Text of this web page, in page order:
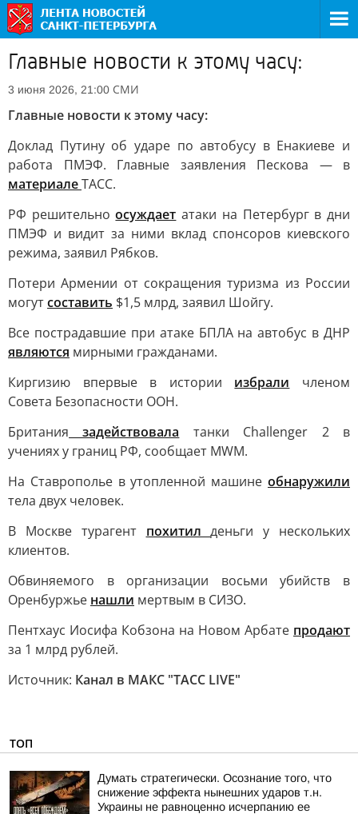
Главные новости к этому часу:
3 июня 2026, 21:00 СМИ
Главные новости к этому часу:
Доклад Путину об ударе по автобусу в Енакиеве и
работа ПМЭФ. Главные заявления Пескова — в
материалеТАСС.
РФ решительноосуждает атаки на Петербург в дни
ПМЭФ и видит за ними вклад спонсоров киевского
режима, заявил Рябков.
Потери Армении от сокращения туризма из России
могутсоставить $1,5 млрд, заявил Шойгу.
Все пострадавшие при атаке БПЛА на автобус в ДНР
являются мирными гражданами.
Киргизию впервые в истории избрали членом
Совета Безопасности ООН.
Британия задействовала танки Challenger 2 в
учениях у границ РФ, сообщает MWM.
На Ставрополье в утопленной машине обнаружили
тела двух человек.
В Москве турагент похитилденьги у нескольких
клиентов.
Обвиняемого в организации восьми убийств в
Оренбуржье нашли мертвым в СИЗО.
Пентхаус Иосифа Кобзона на Новом Арбате продают
за 1 млрд рублей.
Источник: Канал в МАКС "ТАСС LIVE"
ТОП
Думать стратегически. Осознание того, что
снижение эффекта нынешних ударов т.н.
Украины не равноценно исчерпанию ее